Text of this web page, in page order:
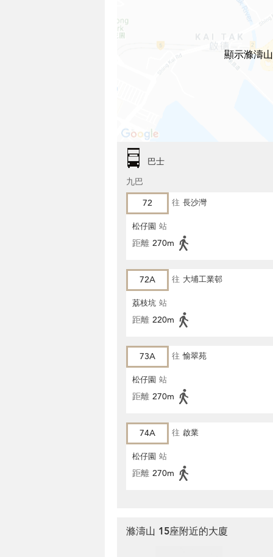
顯示滌濤
巴士
九巴
72
往 長沙灣
松仔園 站
距離 270m
72A 往 大埔工業邨
荔枝坑 站
距離 220m
73A 往 愉翠苑
松仔園 站
距離 270m
74A 往 啟業
松仔園 站
距離 270m
滌濤山 15座附近的大廈